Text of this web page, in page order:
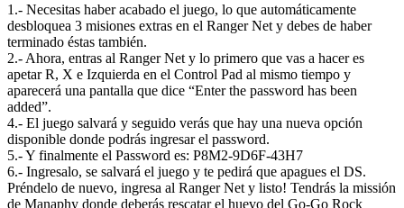
1.- Necesitas haber acabado el juego, lo que automáticamente
desbloquea 3 misiones extras en el Ranger Net y debes de haber
terminado éstas también.
2.- Ahora, entras al Ranger Net y lo primero que vas a hacer es
apetar R, X e Izquierda en el Control Pad al mismo tiempo y
aparecerá una pantalla que dice “Enter the password has been
added”.
4.- El juego salvará y seguido verás que hay una nueva opción
disponible donde podrás ingresar el password.
5.- Y finalmente el Password es: P8M2-9D6F-43H7
6.- Ingresalo, se salvará el juego y te pedirá que apagues el DS.
Préndelo de nuevo, ingresa al Ranger Net y listo! Tendrás la missión
de Manaphy donde deberás rescatar el huevo del Go-Go Rock